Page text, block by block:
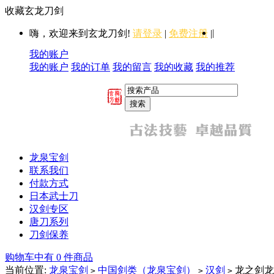
收藏玄龙刀剑
嗨，欢迎来到玄龙刀剑! 请登录 | 免费注册 ||
我的账户
我的账户 我的订单 我的留言 我的收藏 我的推荐
龙泉宝剑
联系我们
付款方式
日本武士刀
汉剑专区
唐刀系列
刀剑保养
购物车中有 0 件商品
当前位置: 龙泉宝剑 > 中国剑类（龙泉宝剑） > 汉剑 > 龙之剑